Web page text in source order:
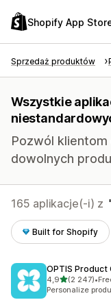
Shopify App
Sprzedaż produktów
Wszystkie
Pozwól
dowolnych
165 aplikacje(-i) z
Built for Shopify
OPTIS Product
4,9na 5(2 247)
Łączna liczba•
Personalize